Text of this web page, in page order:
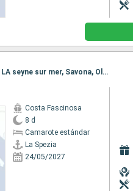
Itinerario : La Spezia, Civitavecchia - Roma, Salerno, Messina (estrecho), Toulon LA seyne sur mer, Savona, Olbia
Costa Fascinosa
8 d
Camarote estándar
La Spezia
24/05/2027